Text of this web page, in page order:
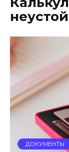
ДОКУМЕНТЫ